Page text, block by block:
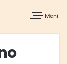
Meni